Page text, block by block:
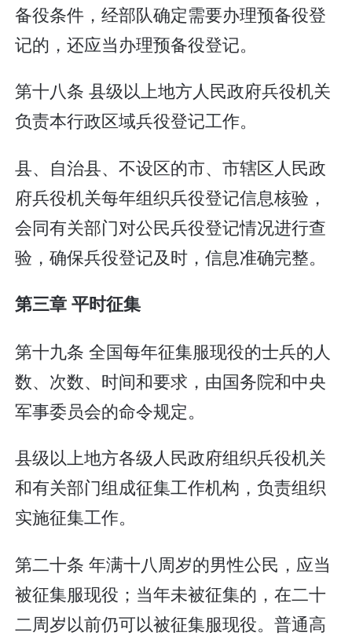
备役条件，经部队确定需要办理预备役登
记的，还应当办理预备役登记。
第十八条 县级以上地方人民政府兵役机关
负责本行政区域兵役登记工作。
县、自治县、不设区的市、市辖区人民政
府兵役机关每年组织兵役登记信息核验，
会同有关部门对公民兵役登记情况进行查
验，确保兵役登记及时，信息准确完整。
第三章 平时征集
第十九条 全国每年征集服现役的士兵的人
数、次数、时间和要求，由国务院和中央
军事委员会的命令规定。
县级以上地方各级人民政府组织兵役机关
和有关部门组成征集工作机构，负责组织
实施征集工作。
第二十条 年满十八周岁的男性公民，应当
被征集服现役；当年未被征集的，在二十
二周岁以前仍可以被征集服现役。普通高